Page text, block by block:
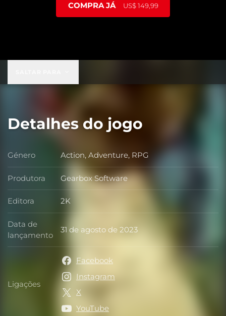
COMPRA JÁ US$ 149,99
Detalhes do jogo
Género Género
Action, Adventure, RPG
Produtora Produtora
Gearbox Software
Editora Editora
2K
Data de
lançamento
Data de lançamento
31 de agosto de 2023
Ligações Ligações
Facebook
Instagram
X
YouTube